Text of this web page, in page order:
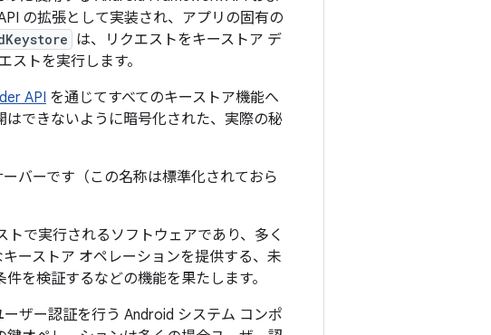
の拡張として実装され、アプリの固有の
は、リクエストをキーストア デ
トを実行します。
API を通じてすべてのキーストア機能へ
できないように暗号化された、実際の秘
バーです（この名称は標準化されておら
トで実行されるソフトウェアであり、多く
ーストア オペレーションを提供する、未
を検証するなどの機能を果たします。
ザー認証を行う Android システム コンポ